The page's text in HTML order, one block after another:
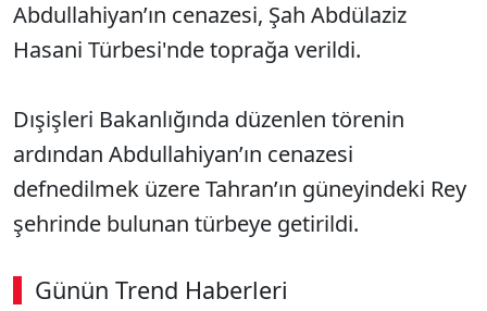
Abdullahiyan’ın cenazesi, Şah Abdülaziz
Hasani Türbesi'nde toprağa verildi.
Dışişleri Bakanlığında düzenlen törenin
ardından Abdullahiyan’ın cenazesi
defnedilmek üzere Tahran’ın güneyindeki Rey
şehrinde bulunan türbeye getirildi.
Günün Trend Haberleri
00:03 / 08:15